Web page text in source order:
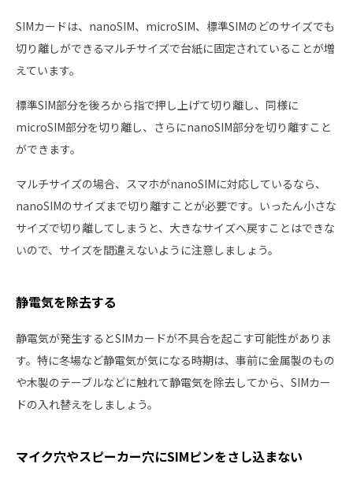
SIMカードは、nanoSIM、microSIM、標準SIMのどのサイズでも
切り離しができるマルチサイズで台紙に固定されていることが増
えています。
標準SIM部分を後ろから指で押し上げて切り離し、同様に
microSIM部分を切り離し、さらにnanoSIM部分を切り離すこと
ができます。
マルチサイズの場合、スマホがnanoSIMに対応しているなら、
nanoSIMのサイズまで切り離すことが必要です。いったん小さな
サイズで切り離してしまうと、大きなサイズへ戻すことはできな
いので、サイズを間違えないように注意しましょう。
静電気を除去する
静電気が発生するとSIMカードが不具合を起こす可能性がありま
す。特に冬場など静電気が気になる時期は、事前に金属製のもの
や木製のテーブルなどに触れて静電気を除去してから、SIMカー
ドの入れ替えをしましょう。
マイク穴やスピーカー穴にSIMピンをさし込まない